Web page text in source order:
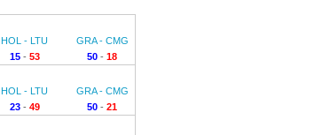
HOL - LTU
15- 53
GRA - CMG
50 - 18
HOL - LTU
23- 49
GRA - CMG
50 - 21